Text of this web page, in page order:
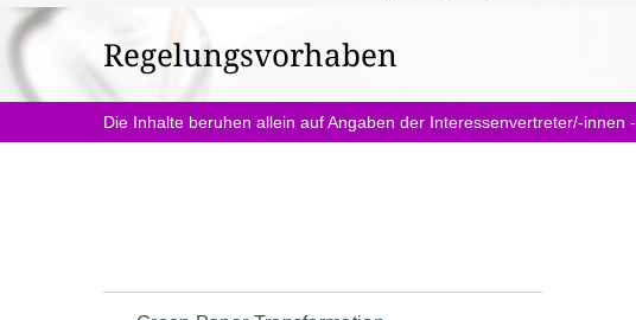
befinden
sich
hier:
Regelungsvorhaben
Die Inhalte beruhen allein auf Angaben der Interessenvertreter/-innen -